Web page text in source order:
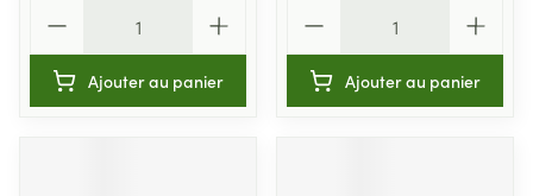
Ajouter au panier Ajouter au panier